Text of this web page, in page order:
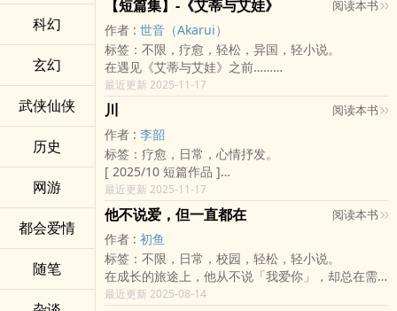
科幻
玄幻
武侠仙侠
历史
网游
都会爱情
随笔
角，才是真实本心。
许知昀活在高压管束的框架里，温顺妥协，习惯隐
藏自我；
砚辞以儒雅假面周旋人情，孤身栖于文物修复室，
心性沉静孤凉。
一场长辈牵线的相亲，一枚残缺古坠牵起缘分。
两个被困在世俗期待里的人，
一个惯性退让、从未为自己活过，
一个终日伪装、无人窥见真实灵魂。
他们是彼此的幽暗与天光，在束缚重重的人间，遇
见唯一看懂自己的人。
原来最好的爱，是不用伪装、不必讨好，两颗深埋
尘埃的孤独灵魂，终于为彼此，绽放专属霓虹。
【宝石三部曲系列】之三
前作完结：《帕帕拉恰》修改中....
《矢车菊》
后作预定：《帕帕拉恰》迹色(番外)
【短篇集】-《艾蒂与艾娃》 阅读本书
作者 : 世音（Akarui）
标签：不限，疗愈，轻松，异国，轻小说。
在遇见《艾蒂与艾娃》之前……
在写这篇短篇故事时，其实并没有特别设定国家的
背景、历史，以及时空。
对我来说这样会比较有利于我的创作，以及有效掌
控篇幅长度，所以如果是希望知道本篇故事的世界
观与背景，本音得在这里跟你说声抱歉了。
若你某天发现，养育着自己的父母不是亲生的，而
你有个机会能够与生母相认的话，你会如何选择
呢？因此，我认为没有人有资格去责怪艾娃的决
定。
本音并不希望在这个故事里，对如何抉择这个议题
争个你死我活，而是见证女孩在『艾蒂』与『艾
娃』两者之间，所做出那个选择的理由为何，以及
心情上的两难。
最近更新 2025-11-17
川 阅读本书
作者 : 李韶
标签：疗愈，日常，心情抒发。
[ 2025/10 短篇作品 ]
川在森林里面似乎很自由，
他是一个穿着高中制服喜欢翘课的人。
大学毕业的南枫和急忙投履历的朋友不同，
她打算来台东打工换宿体验生活，
却在这里遇见了一名叫做「川」的高中生。
▹◃┄▸◂┄▹◃┄▸◂┄▹◃┄▸◂┄▹◃┄▸◂┄▹◃
出场人物：南枫、川、阿森。
最近更新 2025-11-17
他不说爱，但一直都在 阅读本书
作者 : 初鱼
标签：不限，日常，校园，轻松，轻小说。
在成长的旅途上，他从不说「我爱你」，却总在需
要的时候，静静站在原地守候。
最近更新 2025-08-14